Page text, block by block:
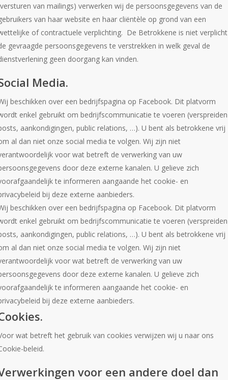
van mailings) verwerken wij de persoonsgegevens van de
van haar website en haar cliëntèle op grond van een
of contractuele verplichting. De Betrokkene is niet verplicht
gevraagde persoonsgegevens te verstrekken in welk geval de
geen doorgang kan vinden.
Media.
beschikken over een bedrijfspagina op Facebook. Dit platvorm
enkel gebruikt om bedrijfscommunicatie te voeren (verspreiden
aankondigingen, public relations, …). U bent als betrokkene vrij
al dan niet onze social media te volgen. Wij zijn niet
voor wat betreft de verwerking van uw
door deze externe kanalen. U gelieve zich
te informeren aangaande het cookie- en
bij deze externe aanbieders.
beschikken over een bedrijfspagina op Facebook. Dit platvorm
enkel gebruikt om bedrijfscommunicatie te voeren (verspreiden
aankondigingen, public relations, …). U bent als betrokkene vrij
al dan niet onze social media te volgen. Wij zijn niet
voor wat betreft de verwerking van uw
door deze externe kanalen. U gelieve zich
te informeren aangaande het cookie- en
bij deze externe aanbieders.
wat betreft het gebruik van cookies verwijzen wij u naar ons
beleid.
voor een andere doel dan